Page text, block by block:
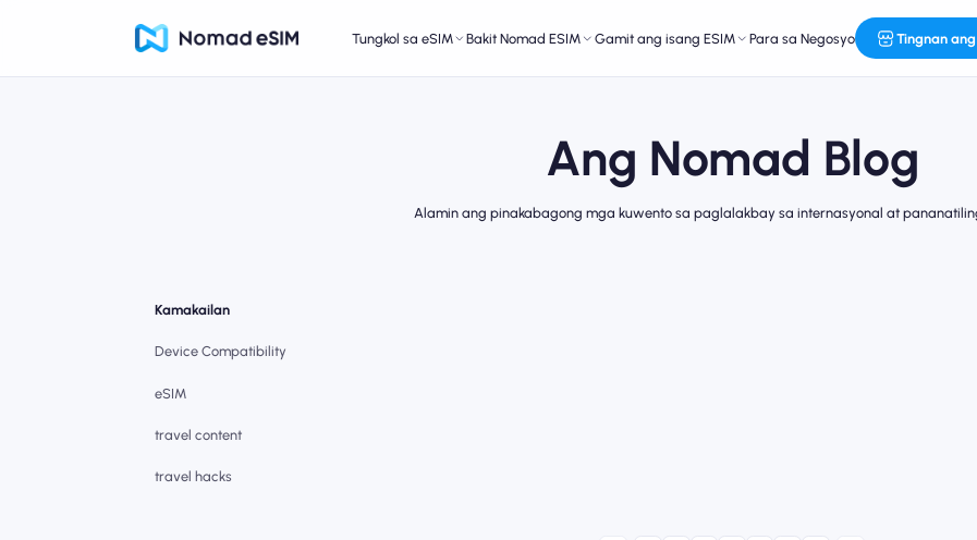
Tungkol sa eSIM Bakit Nomad ESIM Gamit ang isang ESIM Para sa Negosyo Tingnan
Ang Nomad Blog
Alamin ang pinakabagong mga kuwento sa paglalakbay sa internasyonal at
Kamakailan
Device Compatibility
eSIM
travel content
travel hacks